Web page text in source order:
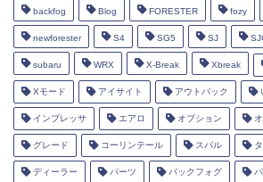
backfog Blog FORESTER fozy
newforester S4 SG5 SJ
subaru WRX X-Break Xbreak
Xモード アイサイト アウトバック
インプレッサ エアロ オプション オ
グレード コーリンテール スバル タ
ディーラー パーツ バックフォグ バ